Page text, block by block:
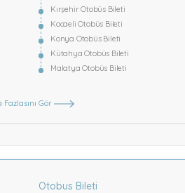
Kırşehir Otobüs Bileti
Kocaeli Otobüs Bileti
Konya Otobüs Bileti
Kütahya Otobüs Bileti
Malatya Otobüs Bileti
Fazlasını Gör
Otobus Bileti